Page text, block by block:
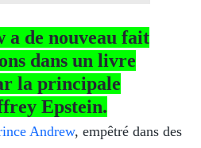
a de nouveau fait
dans un livre
la principale
Epstein.
Andrew, empêtré dans des